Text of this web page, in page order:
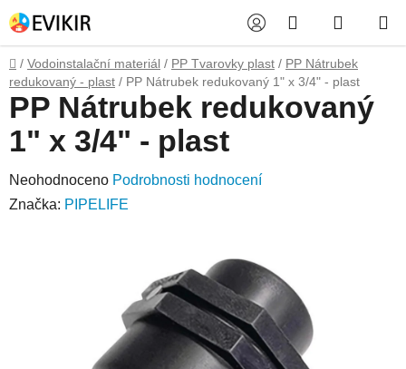
na
obsah
Hledat
KOŠÍK
Domů
/ Vodoinstalační materiál / PP Tvarovky plast / PP Nátrubek
redukovaný - plast / PP Nátrubek redukovaný 1" x 3/4" - plast
PP Nátrubek redukovaný
1" x 3/4" - plast
Průměrné
hodnocení
Neohodnoceno Podrobnosti hodnocení
Značka: PIPELIFE